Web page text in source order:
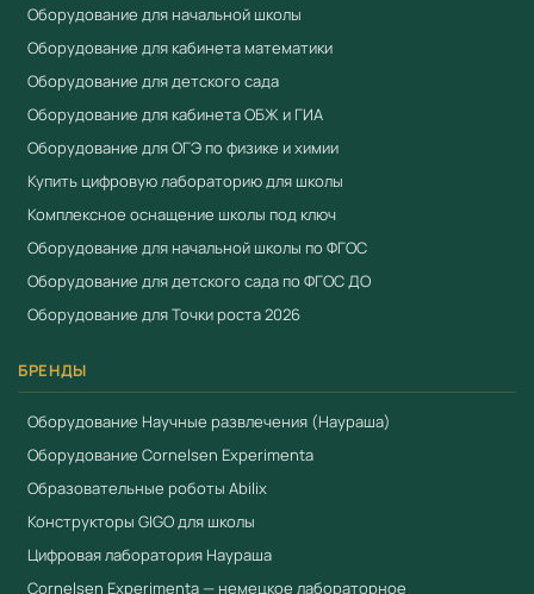
начального образования. Сертифицировано по
Входит в переченьПриказа 838 Минпросвещения
Реестр Минпромторга ПП РФ №719.
Учебный экспонат Зеркальный куб
Учебный экспонат Зеркальный лабиринт
Учебный экспонат Зеркальный рисунок
Оборудование для начальной школы
Оборудование для кабинета математики
Оборудование для детского сада
Оборудование для кабинета ОБЖ и ГИА
Оборудование для ОГЭ по физике и химии
Купить цифровую лабораторию для школы
Комплексное оснащение школы под ключ
Оборудование для начальной школы по ФГОС
Оборудование для детского сада по ФГОС ДО
Оборудование для Точки роста 2026
БРЕНДЫ
Оборудование Научные развлечения (Наураша)
Оборудование Cornelsen Experimenta
Образовательные роботы Abilix
Конструкторы GIGO для школы
Цифровая лаборатория Наураша
Cornelsen Experimenta — немецкое лабораторное